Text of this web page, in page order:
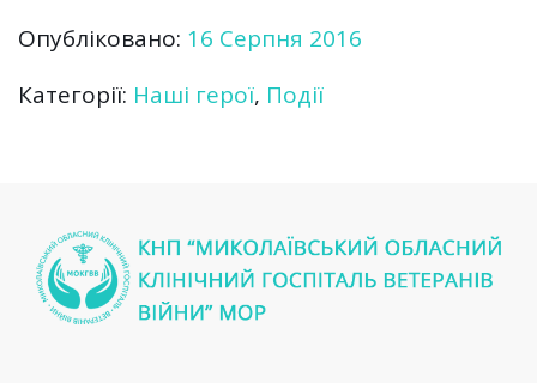
Опубліковано: 16 Серпня 2016
Категорії: Наші герої, Події